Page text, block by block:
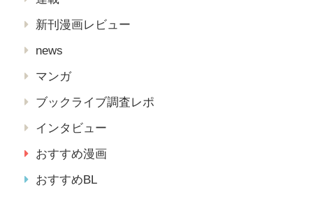
新刊漫画レビュー
news
マンガ
ブックライブ調査レポ
インタビュー
おすすめ漫画
おすすめBL